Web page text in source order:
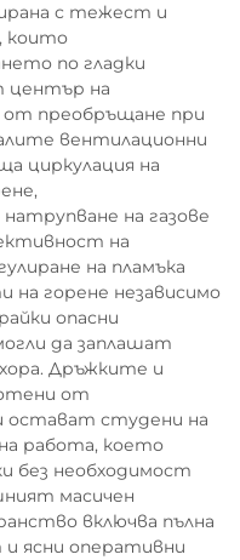
с тежест и
които
по гладки
център на
преобръщане при
вентилационни
циркулация на
на газове
на
на пламъка
на горене независимо
опасни
да заплашат
Дръжките и
от
остават студени на
работа, което
без необходимост
масичен
включва пълна
и ясни оперативни